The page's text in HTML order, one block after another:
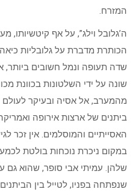
המזרח.
ה’גלובל וילג”, על אף
הכותרת מדברת על גלובליות
שדה תעופה ונמל חשובים ביותר,
שונה על ידי השלטונות בכוונת
מהמערב, אל אסיה ובעיקר
ביתנים של ארצות אירופה
האסייתיים והמוסלמים. אין זכר
במקום ניכרת נוכחות בולטת
שלהן. עמיתי אבי סופר, שהוא
שנפתחה בפניו, לטייל בין